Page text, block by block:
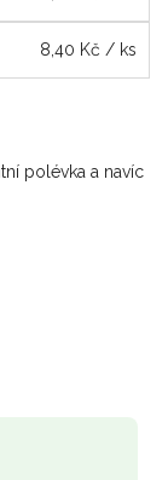
8,40 Kč / ks
polévka a navíc